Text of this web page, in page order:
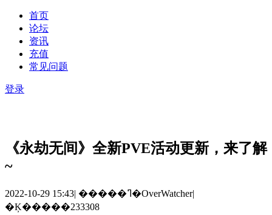
首页
论坛
资讯
充值
常见问题
登录
《永劫无间》全新PVE活动更新，来了解
~
2022-10-29 15:43| �����ߣ�OverWatcher|
�Ķ�����233308